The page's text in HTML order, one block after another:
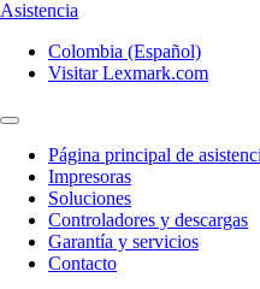
Asistencia
Colombia (Español)
Visitar Lexmark.com
Página principal de
Impresoras
Soluciones
Controladores y descargas
Garantía y servicios
Contacto